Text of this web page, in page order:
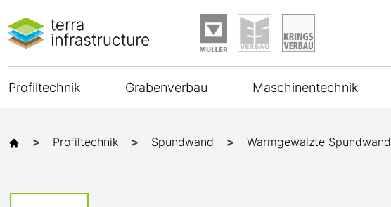
Profiltechnik Grabenverbau Maschinentechnik
Profiltechnik Spundwand Warmgewalzte Spundwand